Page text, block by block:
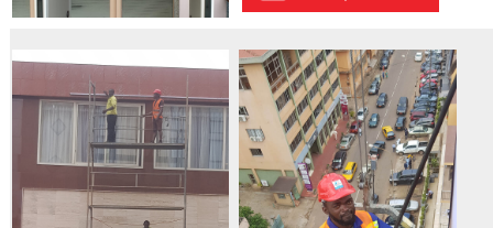
équipements;Dépannage
FAYA Hôtel - Douala - 2021-12-18
Installation et dépannage d'un
détecteur de métaux.